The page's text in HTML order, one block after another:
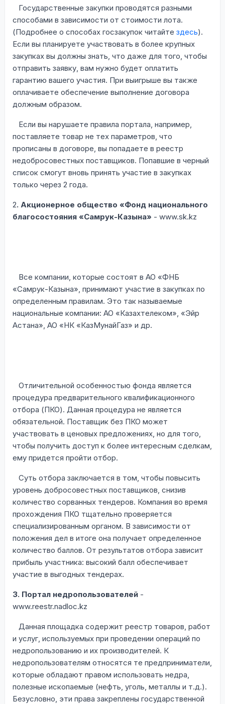
Государственные закупки проводятся разными
способами в зависимости от стоимости лота.
(Подробнее о способах госзакупок читайте здесь).
Если вы планируете участвовать в более крупных
закупках вы должны знать, что даже для того, чтобы
отправить заявку, вам нужно будет оплатить
гарантию вашего участия. При выигрыше вы также
оплачиваете обеспечение выполнение договора
должным образом.
Если вы нарушаете правила портала, например,
поставляете товар не тех параметров, что
прописаны в договоре, вы попадаете в реестр
недобросовестных поставщиков. Попавшие в черный
список смогут вновь принять участие в закупках
только через 2 года.
2. Акционерное общество «Фонд национального
благосостояния «Самрук-Казына» - www.sk.kz
Все компании, которые состоят в АО «ФНБ
«Самрук-Казына», принимают участие в закупках по
определенным правилам. Это так называемые
национальные компании: АО «Казахтелеком», «Эйр
Астана», АО «НК «КазМунайГаз» и др.
Отличительной особенностью фонда является
процедура предварительного квалификационного
отбора (ПКО). Данная процедура не является
обязательной. Поставщик без ПКО может
участвовать в ценовых предложениях, но для того,
чтобы получить доступ к более интересным сделкам,
ему придется пройти отбор.
Суть отбора заключается в том, чтобы повысить
уровень добросовестных поставщиков, снизив
количество сорванных тендеров. Компания во время
прохождения ПКО тщательно проверяется
специализированным органом. В зависимости от
положения дел в итоге она получает определенное
количество баллов. От результатов отбора зависит
прибыль участника: высокий балл обеспечивает
участие в выгодных тендерах.
3. Портал недропользователей -
www.reestr.nadloc.kz
Данная площадка содержит реестр товаров, работ
и услуг, используемых при проведении операций по
недропользованию и их производителей. К
недропользователям относятся те предприниматели,
которые обладают правом использовать недра,
полезные ископаемые (нефть, уголь, металлы и т.д.).
Безусловно, эти права закреплены государственной